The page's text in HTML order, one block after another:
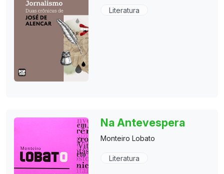
Literatura
Na Antevespera
Monteiro Lobato
Literatura